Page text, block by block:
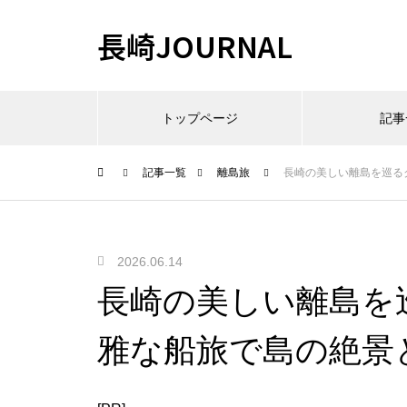
長崎JOURNAL
トップページ 記
記事一覧 離島旅 長崎の美しい離島を巡
2026.06.14
長崎の美しい離島
雅な船旅で島の絶景